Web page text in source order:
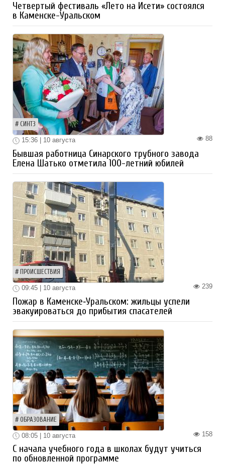
Четвертый фестиваль «Лето на Исети» состоялся
в Каменске-Уральском
СИНТЗ
88
15:36 | 10 августа
Бывшая работница Синарского трубного завода
Елена Шатько отметила 100-летний юбилей
ПРОИСШЕСТВИЯ
239
09:45 | 10 августа
Пожар в Каменске‑Уральском: жильцы успели
эвакуироваться до прибытия спасателей
ОБРАЗОВАНИЕ
158
08:05 | 10 августа
С начала учебного года в школах будут учиться
по обновленной программе